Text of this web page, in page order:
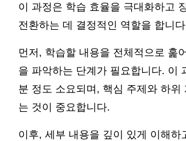
이 과정은 학습 효율을 극대화하고
전환하는 데 결정적인 역할을 합니
먼저, 학습할 내용을 전체적으로 훑
을 파악하는 단계가 필요합니다. 이
분 정도 소요되며, 핵심 주제와 하위
는 것이 중요합니다.
이후, 세부 내용을 깊이 있게 이해하